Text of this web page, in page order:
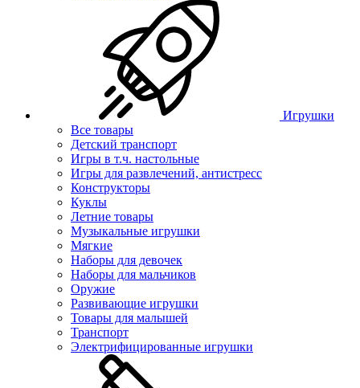
Игрушки
Все товары
Детский транспорт
Игры в т.ч. настольные
Игры для развлечений, антистресс
Конструкторы
Куклы
Летние товары
Музыкальные игрушки
Мягкие
Наборы для девочек
Наборы для мальчиков
Оружие
Развивающие игрушки
Товары для малышей
Транспорт
Электрифицированные игрушки